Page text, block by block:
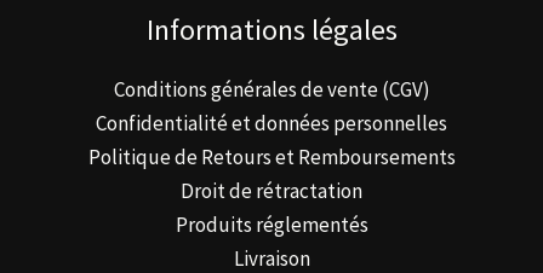
Informations légales
Conditions générales de vente (CGV)
Confidentialité et données personnelles
Politique de Retours et Remboursements
Droit de rétractation
Produits réglementés
Livraison